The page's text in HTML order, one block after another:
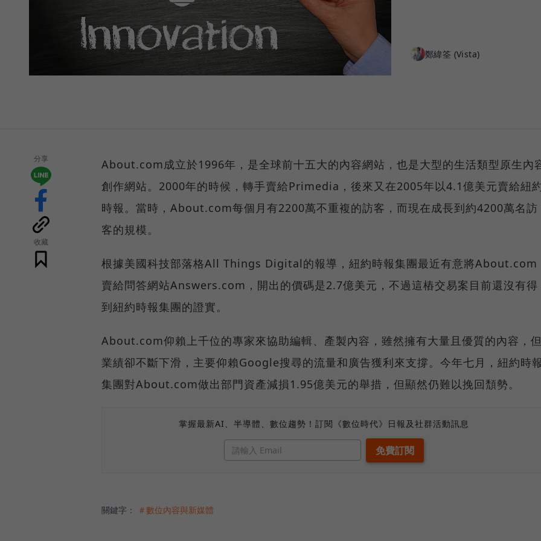
鄭緯筌 (Vista)
分享
收藏
About.com成立於1996年，是全球前十五大的內容網站，也是大型的生活類型原生內
創作網站。2000年的時候，轉手賣給Primedia，後來又在2005年以4.1億美元賣給紐
時報。當時，About.com每個月有2200萬不重複的訪客，而現在成長到約4200萬名訪
客的規模。
根據美國科技部落格All Things Digital的報導，紐約時報集團最近有意將About.com
賣給問答網站Answers.com，開出的價碼是2.7億美元，不過這樁交易案目前還沒有得
到紐約時報集團的證實。
About.com仰賴上千位的專家來協助編輯、產製內容，雖然擁有大量且優質的內容，
業績卻不斷下滑，主要仰賴Google搜尋的流量和廣告獲利來支撐。今年七月，紐約時
集團對About.com做出部門資產減損1.95億美元的舉措，但顯然仍難以挽回頹勢。
掌握最新AI、半導體、數位趨勢！訂閱《數位時代》日報及社群活動訊息
關鍵字： ＃數位內容與新媒體